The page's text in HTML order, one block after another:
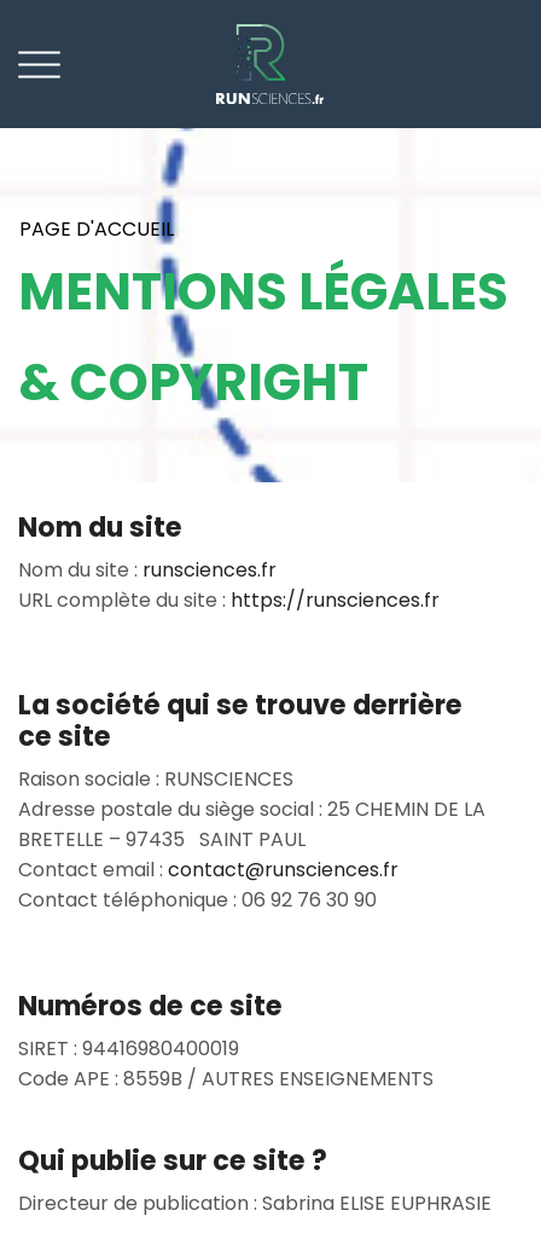
PAGE D'ACCUEIL
MENTIONS LÉGALES
& COPYRIGHT
Nom du site
Nom du site : runsciences.fr
URL complète du site : https://runsciences.fr
La société qui se trouve derrière
ce site
Raison sociale : RUNSCIENCES
Adresse postale du siège social : 25 CHEMIN DE LA
BRETELLE – 97435 SAINT PAUL
Contact email : contact@runsciences.fr
Contact téléphonique : 06 92 76 30 90
Numéros de ce site
SIRET : 94416980400019
Code APE : 8559B / AUTRES ENSEIGNEMENTS
Qui publie sur ce site ?
Directeur de publication : Sabrina ELISE EUPHRASIE